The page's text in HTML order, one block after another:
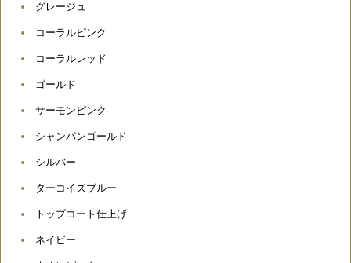
グレージュ
コーラルピンク
コーラルレッド
ゴールド
サーモンピンク
シャンパンゴールド
シルバー
ターコイズブルー
トップコート仕上げ
ネイビー